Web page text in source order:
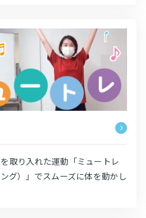
取り入れた運動「ミュートレ
グ）」でスムーズに体を動かし